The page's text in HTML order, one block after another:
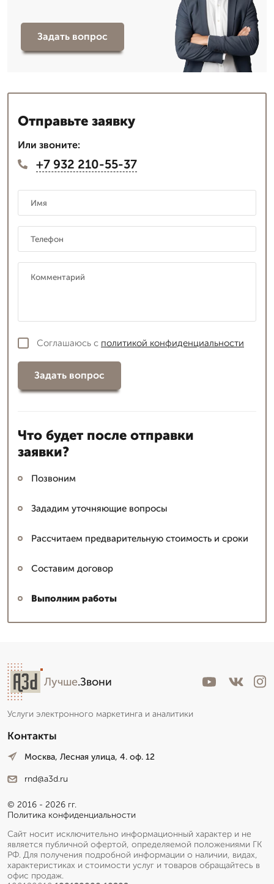
Задать вопрос
Отправьте заявку
Или звоните:
+7 932 210-55-37
Соглашаюсь с политикой конфиденциальности
Задать вопрос
Что будет после отправки
заявки?
Позвоним
Зададим уточняющие вопросы
Рассчитаем предварительную стоимость и сроки
Составим договор
Выполним работы
Лучше.Звони
Услуги электронного маркетинга и аналитики
Контакты
Москва, Лесная улица, 4. оф. 12
rnd@a3d.ru
© 2016 - 2026 гг.
Политика конфиденциальности
Сайт носит исключительно информационный характер и не
является публичной офертой, определяемой положениями ГК
РФ. Для получения подробной информации о наличии, видах,
характеристиках и стоимости услуг и товаров обращайтесь в
офис продаж.